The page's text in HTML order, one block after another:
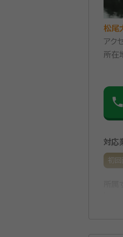
資格等
松尾
アク
所在
phone
対応
初回